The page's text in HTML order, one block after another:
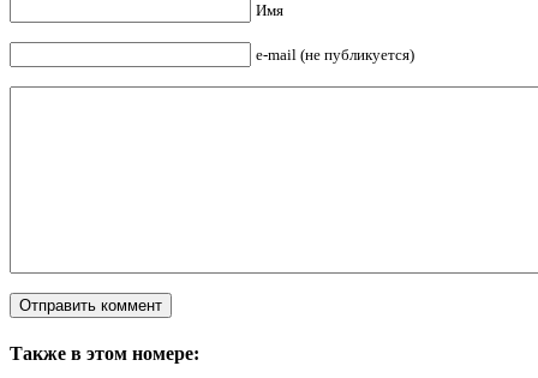
Имя
e-mail (не публикуется)
Также в этом номере: